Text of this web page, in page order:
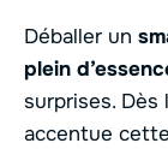
Déballer un
plein
surprises. Dès
accentue